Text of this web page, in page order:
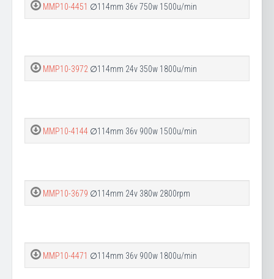
MMP10-4451 ∅114mm 36v 750w 1500u/min
MMP10-3972 ∅114mm 24v 350w 1800u/min
MMP10-4144 ∅114mm 36v 900w 1500u/min
MMP10-3679 ∅114mm 24v 380w 2800rpm
MMP10-4471 ∅114mm 36v 900w 1800u/min